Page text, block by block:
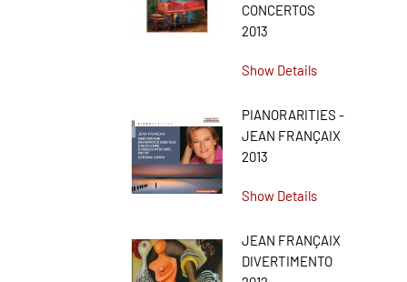
CONCERTOS
2013
Show Details
PIANORARITIES -
JEAN FRANÇAIX
2013
Show Details
JEAN FRANÇAIX
DIVERTIMENTO